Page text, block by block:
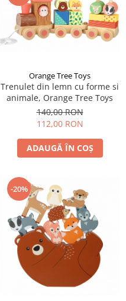
Orange Tree Toys
Trenulet din lemn cu forme si
animale, Orange Tree Toys
140,00 RON
112,00 RON
ADAUGĂ ÎN COȘ
-20%